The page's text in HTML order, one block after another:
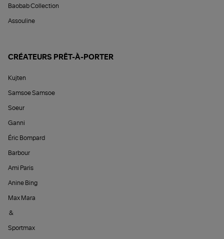
Baobab Collection
Assouline
CRÉATEURS PRÊT-À-PORTER
Kujten
Samsoe Samsoe
Soeur
Ganni
Éric Bompard
Barbour
Ami Paris
Anine Bing
Max Mara
&
Sportmax